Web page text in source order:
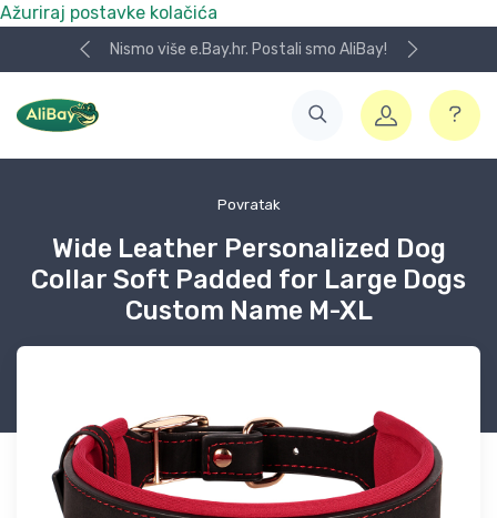
Ažuriraj postavke kolačića
Nismo više e.Bay.hr. Postali smo AliBay!
Povratak
Wide Leather Personalized Dog
Collar Soft Padded for Large Dogs
Custom Name M-XL